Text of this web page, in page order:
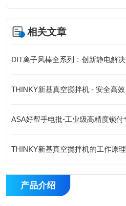
相关文章
THINKY新基真空搅拌机的工作原
产品介绍